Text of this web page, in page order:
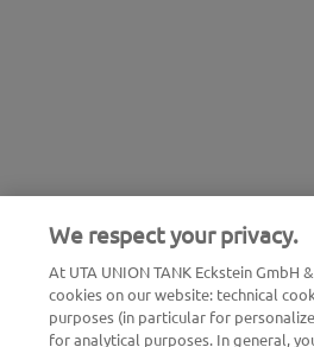
We respect your privacy.
At UTA UNION TANK Eckstein GmbH
cookies on our website: technical
purposes (in particular for
for analytical purposes. In general,